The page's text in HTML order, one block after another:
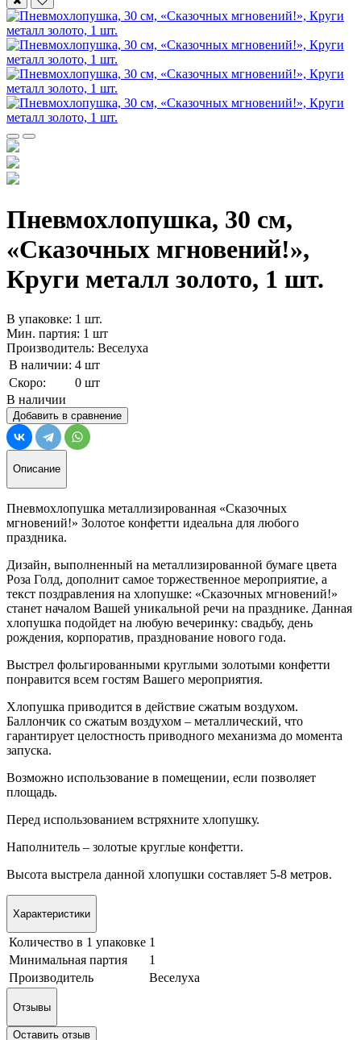
Пневмохлопушка, 30 см,
«Сказочных мгновений!»,
Круги металл золото, 1 шт.
В упаковке: 1 шт.
Мин. партия: 1 шт
Производитель: Веселуха
В наличии: 4 шт
Скоро:
0 шт
В наличии
Добавить в сравнение
Описание
Пневмохлопушка металлизированная «Сказочных
мгновений!» Золотое конфетти идеальна для любого
праздника.
Дизайн, выполненный на металлизированной бумаге цвета
Роза Голд, дополнит самое торжественное мероприятие, а
текст поздравления на хлопушке: «Сказочных мгновений!»
станет началом Вашей уникальной речи на празднике. Данная
хлопушка подойдет на любую вечеринку: свадьбу, день
рождения, корпоратив, празднование нового года.
Выстрел фольгированными круглыми золотыми конфетти
понравится всем гостям Вашего мероприятия.
Хлопушка приводится в действие сжатым воздухом.
Баллончик со сжатым воздухом – металлический, что
гарантирует целостность приводного механизма до момента
запуска.
Возможно использование в помещении, если позволяет
площадь.
Перед использованием встряхните хлопушку.
Наполнитель – золотые круглые конфетти.
Высота выстрела данной хлопушки составляет 5-8 метров.
Характеристики
Количество в 1 упаковке 1
Минимальная партия
1
Производитель
Веселуха
Отзывы
Оставить отзыв